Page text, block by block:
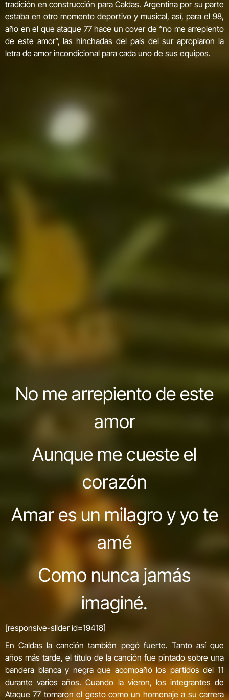
tradición en construcción para Caldas. Argentina por su parte
estaba en otro momento deportivo y musical, así, para el 98,
año en el que ataque 77 hace un cover de “no me arrepiento
de este amor”, las hinchadas del país del sur apropiaron la
letra de amor incondicional para cada uno de sus equipos.
No me arrepiento de este
amor
Aunque me cueste el
corazón
Amar es un milagro y yo te
amé
Como nunca jamás
imaginé.
[responsive-slider id=19418]
En Caldas la canción también pegó fuerte. Tanto así que
años más tarde, el título de la canción fue pintado sobre una
bandera blanca y negra que acompañó los partidos del 11
durante varios años. Cuando la vieron, los integrantes de
Ataque 77 tomaron el gesto como un homenaje a su carrera